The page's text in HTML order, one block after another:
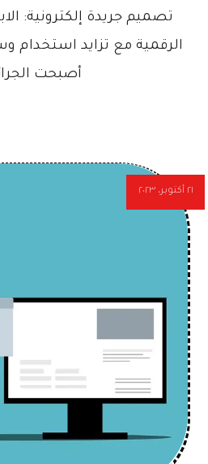
تصميم جريدة إلكترونية:
الرقمية مع تزايد استخدام
أصبحت
٢١ أكتوبر، ٢٠٢٣